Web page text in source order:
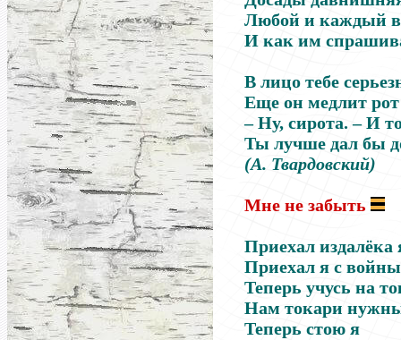
Любой и каждый
И как им
В лицо тебе
Еще он медлит
– Ну, сирота. – И
Ты лучше дал бы
(А. Твардовский)
Мне не забыть
Приехал издалёка
Приехал я с
Теперь учусь на
Нам токари
Теперь стою я